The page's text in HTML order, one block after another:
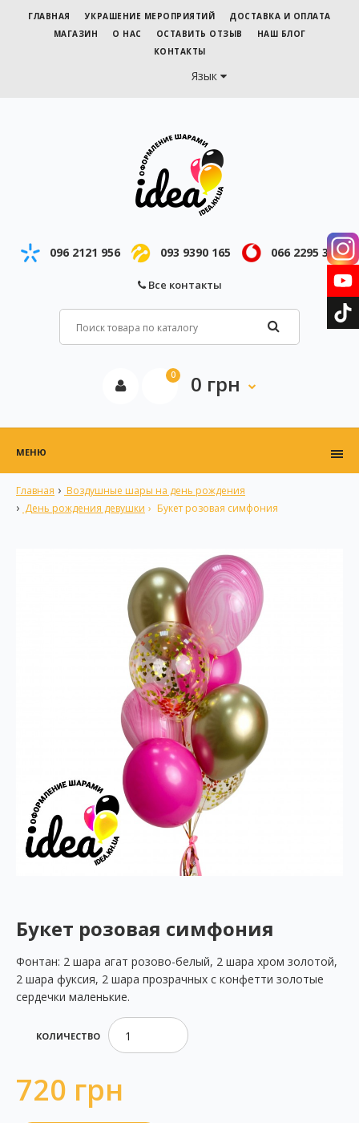
ГЛАВНАЯ УКРАШЕНИЕ МЕРОПРИЯТИЙ
ДОСТАВКА И ОПЛАТА
МАГАЗИН
О НАС ОСТАВИТЬ ОТЗЫВ
НАШ БЛОГ
КОНТАКТЫ
Язык
096 2121 956 093 9390 165 066 2295 343
Все контакты
0 0 грн
МЕНЮ
Главная
Воздушные шары на день рождения
День рождения девушки
Букет розовая симфония
Букет розовая симфония
Фонтан: 2 шара агат розово-белый, 2 шара хром золотой,
2 шара фуксия, 2 шара прозрачных с конфетти золотые
сердечки маленькие.
КОЛИЧЕСТВО
720 грн